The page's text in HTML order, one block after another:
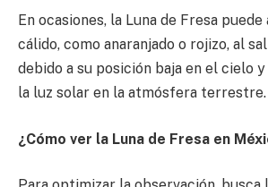
En ocasiones, la Luna de Fresa
cálido, como anaranjado o rojizo, al
debido a su posición baja en el cielo
la luz solar en la atmósfera terrestre.
¿Cómo ver la Luna de Fresa en